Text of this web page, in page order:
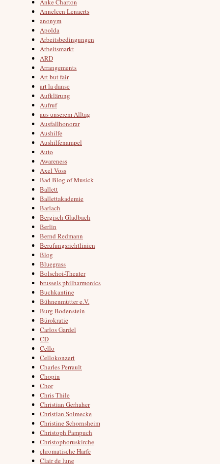
Anke Charton
Anneleen Lenaerts
anonym
Apolda
Arbeitsbedingungen
Arbeitsmarkt
ARD
Arrangements
Art but fair
art la danse
Aufklärung
Aufruf
aus unserem Alltag
Ausfallhonorar
Aushilfe
Aushilfenampel
Auto
Awareness
Axel Voss
Bad Blog of Musick
Ballett
Ballettakademie
Barlach
Bergisch Gladbach
Berlin
Bernd Redmann
Berufungsrichtlinien
Blog
Bluegrass
Bolschoi-Theater
brussels philharmonics
Buchkantine
Bühnenmütter e.V.
Burg Bodenstein
Bürokratie
Carlos Gardel
CD
Cello
Cellokonzert
Charles Perrault
Chopin
Chor
Chris Thile
Christian Gerhaher
Christian Solmecke
Christine Schornsheim
Christoph Pampuch
Christophoruskirche
chromatische Harfe
Clair de lune